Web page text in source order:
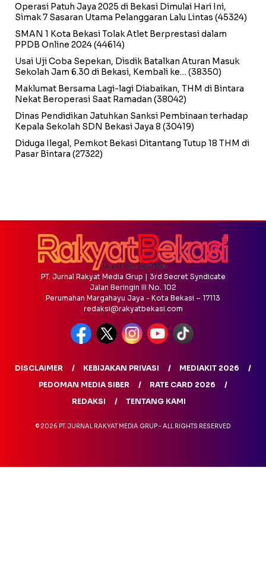
Operasi Patuh Jaya 2025 di Bekasi Dimulai Hari Ini,
Simak 7 Sasaran Utama Pelanggaran Lalu Lintas (45324)
SMAN 1 Kota Bekasi Tolak Atlet Berprestasi dalam
PPDB Online 2024(44614)
Usai Uji Coba Sepekan, Disdik Batalkan Aturan Masuk
Sekolah Jam 6.30 di Bekasi, Kembali ke… (38350)
Maklumat Bersama Lagi-lagi Diabaikan, THM di Bintara
Nekat Beroperasi Saat Ramadan (38042)
Dinas Pendidikan Jatuhkan Sanksi Pembinaan terhadap
Kepala Sekolah SDN Bekasi Jaya 8 (30419)
Diduga Ilegal, Pemkot Bekasi Ditantang Tutup 18 THM di
Pasar Bintara (27322)
PT. Jurnal Rakyat Media Grup | 3rd Secret Syndicate
Jalan Beringin III No. 102
Perumahan Margahayu Jaya - Kota Bekasi – 17113
redaksi@rakyatbekasi.com
DISCLAIMER KEBIJAKAN PRIVASI
MEDIAKIT 2026
PEDOMAN MEDIA SIBER
RATE CARD 2026
REDAKSI
TENTANG KAMI
© 2026 PT. JURNAL RAKYAT MEDIA GRUP - ALL RIGHTS RESERVED